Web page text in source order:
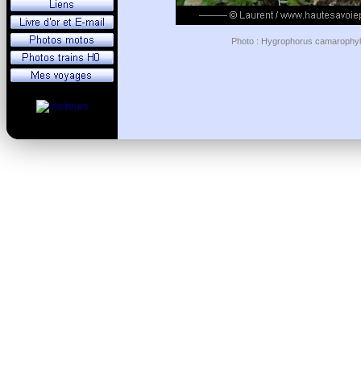
Photo : Hygrophorus